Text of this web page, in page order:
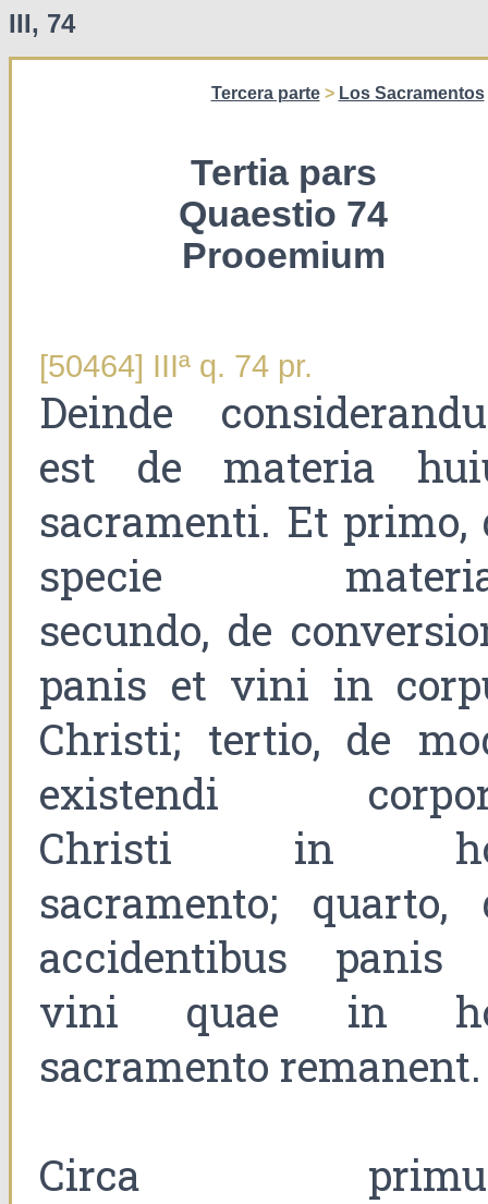
III, 74
Tercera parte> Los Sacramentos
Tertia pars
Quaestio 74
Prooemium
[50464] IIIª q. 74 pr.
Deinde
est de materia
sacramenti. Et primo,
specie
secundo, de
panis et vini in
Christi; tertio, de
existendi
Christi in
sacramento; quarto,
accidentibus panis
vini quae in
sacramento remanent.
Circa